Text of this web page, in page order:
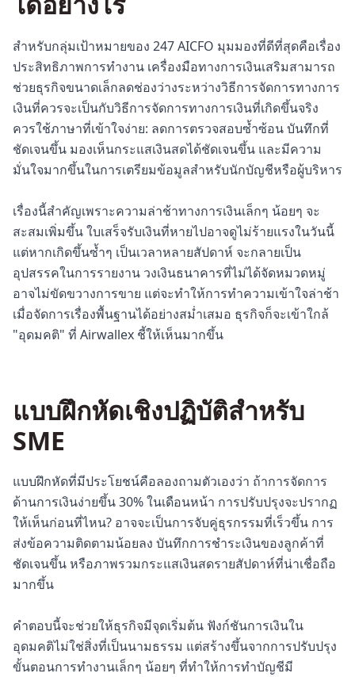
สำหรับกลุ่มเป้าหมายของ 247 AICFO มุมมองที่ดีที่สุดคือเรื่อง
ประสิทธิภาพการทำงาน เครื่องมือทางการเงินเสริมสามารถ
ช่วยธุรกิจขนาดเล็กลดช่องว่างระหว่างวิธีการจัดการทางการ
เงินที่ควรจะเป็นกับวิธีการจัดการทางการเงินที่เกิดขึ้นจริง
ควรใช้ภาษาที่เข้าใจง่าย: ลดการตรวจสอบซ้ำซ้อน บันทึกที่
ชัดเจนขึ้น มองเห็นกระแสเงินสดได้ชัดเจนขึ้น และมีความ
มั่นใจมากขึ้นในการเตรียมข้อมูลสำหรับนักบัญชีหรือผู้บริหาร
เรื่องนี้สำคัญเพราะความล่าช้าทางการเงินเล็กๆ น้อยๆ จะ
สะสมเพิ่มขึ้น ใบเสร็จรับเงินที่หายไปอาจดูไม่ร้ายแรงในวันนี้
แต่หากเกิดขึ้นซ้ำๆ เป็นเวลาหลายสัปดาห์ จะกลายเป็น
อุปสรรคในการรายงาน วงเงินธนาคารที่ไม่ได้จัดหมวดหมู่
อาจไม่ขัดขวางการขาย แต่จะทำให้การทำความเข้าใจล่าช้า
เมื่อจัดการเรื่องพื้นฐานได้อย่างสม่ำเสมอ ธุรกิจก็จะเข้าใกล้
"อุดมคติ" ที่ Airwallex ชี้ให้เห็นมากขึ้น
แบบฝึกหัดเชิงปฏิบัติสำหรับ
SME
แบบฝึกหัดที่มีประโยชน์คือลองถามตัวเองว่า ถ้าการจัดการ
ด้านการเงินง่ายขึ้น 30% ในเดือนหน้า การปรับปรุงจะปรากฏ
ให้เห็นก่อนที่ไหน? อาจจะเป็นการจับคู่ธุรกรรมที่เร็วขึ้น การ
ส่งข้อความติดตามน้อยลง บันทึกการชำระเงินของลูกค้าที่
ชัดเจนขึ้น หรือภาพรวมกระแสเงินสดรายสัปดาห์ที่น่าเชื่อถือ
มากขึ้น
คำตอบนี้จะช่วยให้ธุรกิจมีจุดเริ่มต้น ฟังก์ชันการเงินใน
อุดมคติไม่ใช่สิ่งที่เป็นนามธรรม แต่สร้างขึ้นจากการปรับปรุง
ขั้นตอนการทำงานเล็กๆ น้อยๆ ที่ทำให้การทำบัญชีมี